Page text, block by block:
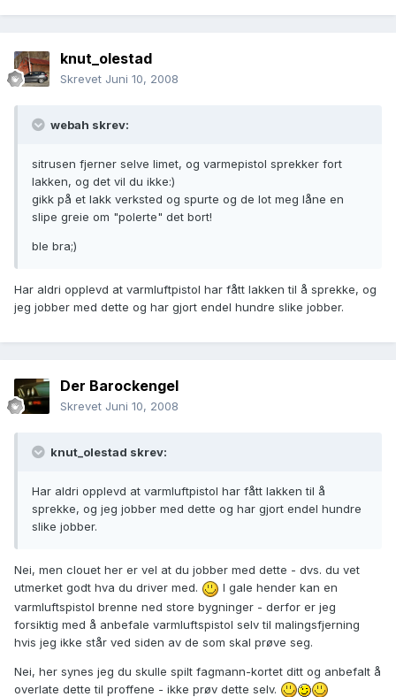
knut_olestad
Skrevet Juni 10, 2008
webah skrev:
sitrusen fjerner selve limet, og varmepistol sprekker fort
lakken, og det vil du ikke:)
gikk på et lakk verksted og spurte og de lot meg låne en
slipe greie om "polerte" det bort!
ble bra;)
Har aldri opplevd at varmluftpistol har fått lakken til å sprekke, og
jeg jobber med dette og har gjort endel hundre slike jobber.
Der Barockengel
Skrevet Juni 10, 2008
knut_olestad skrev:
Har aldri opplevd at varmluftpistol har fått lakken til å
sprekke, og jeg jobber med dette og har gjort endel hundre
slike jobber.
Nei, men clouet her er vel at du jobber med dette - dvs. du vet
utmerket godt hva du driver med.
I gale hender kan en
varmluftspistol brenne ned store bygninger - derfor er jeg
forsiktig med å anbefale varmluftspistol selv til malingsfjerning
hvis jeg ikke står ved siden av de som skal prøve seg.
Nei, her synes jeg du skulle spilt fagmann-kortet ditt og anbefalt å
overlate dette til proffene - ikke prøv dette selv.